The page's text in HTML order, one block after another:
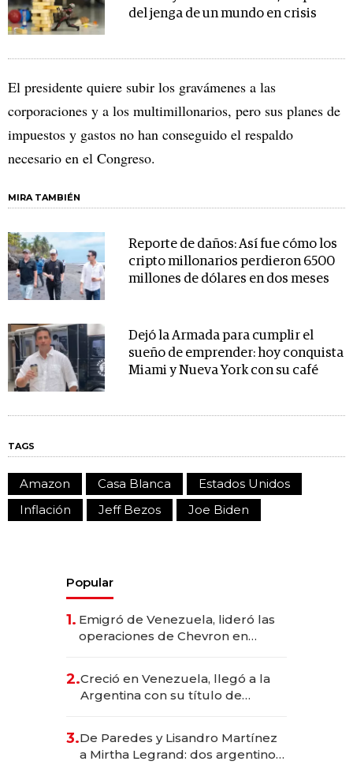
del jenga de un mundo en crisis
El presidente quiere subir los gravámenes a las
corporaciones y a los multimillonarios, pero sus planes de
impuestos y gastos no han conseguido el respaldo
necesario en el Congreso.
MIRA TAMBIÉN
Reporte de daños: Así fue cómo los
cripto millonarios perdieron 6500
millones de dólares en dos meses
Dejó la Armada para cumplir el
sueño de emprender: hoy conquista
Miami y Nueva York con su café
TAGS
Amazon Casa Blanca
Estados Unidos
Inflación
Jeff Bezos Joe Biden
Popular
1. Emigró de Venezuela, lideró las
operaciones de Chevron en
2.Creció en Venezuela, llegó a la
Argentina con su título de
las marcas "fast premium"
3.De Paredes y Lisandro Martínez
a Mirtha Legrand: dos argentinos